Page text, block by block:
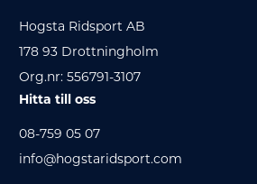
Hogsta Ridsport AB
178 93 Drottningholm
Org.nr: 556791-3107
Hitta till oss
08-759 05 07
info@hogstaridsport.com